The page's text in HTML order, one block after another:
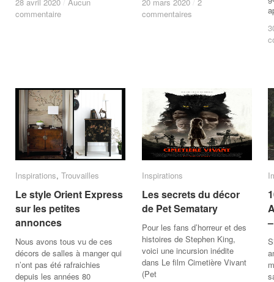
commentaire
commentaire
commentaires
commentaires
Inspirations, Trouvailles
Le style Orient Express
sur les petites
annonces
Nous avons tous vu de ces
décors de salles à manger qui
n’ont pas été rafraichies
depuis les années 80
Inspirations Trouvailles
Le style Orient Express
sur les petites
annonces
Inspirations
Les secrets du décor
de Pet Sematary
Pour les fans d’horreur et des
histoires de Stephen King,
voici une incursion inédite
dans Le film Cimetière Vivant
(Pet
Inspirations
Les secrets du décor
de Pet Sematary